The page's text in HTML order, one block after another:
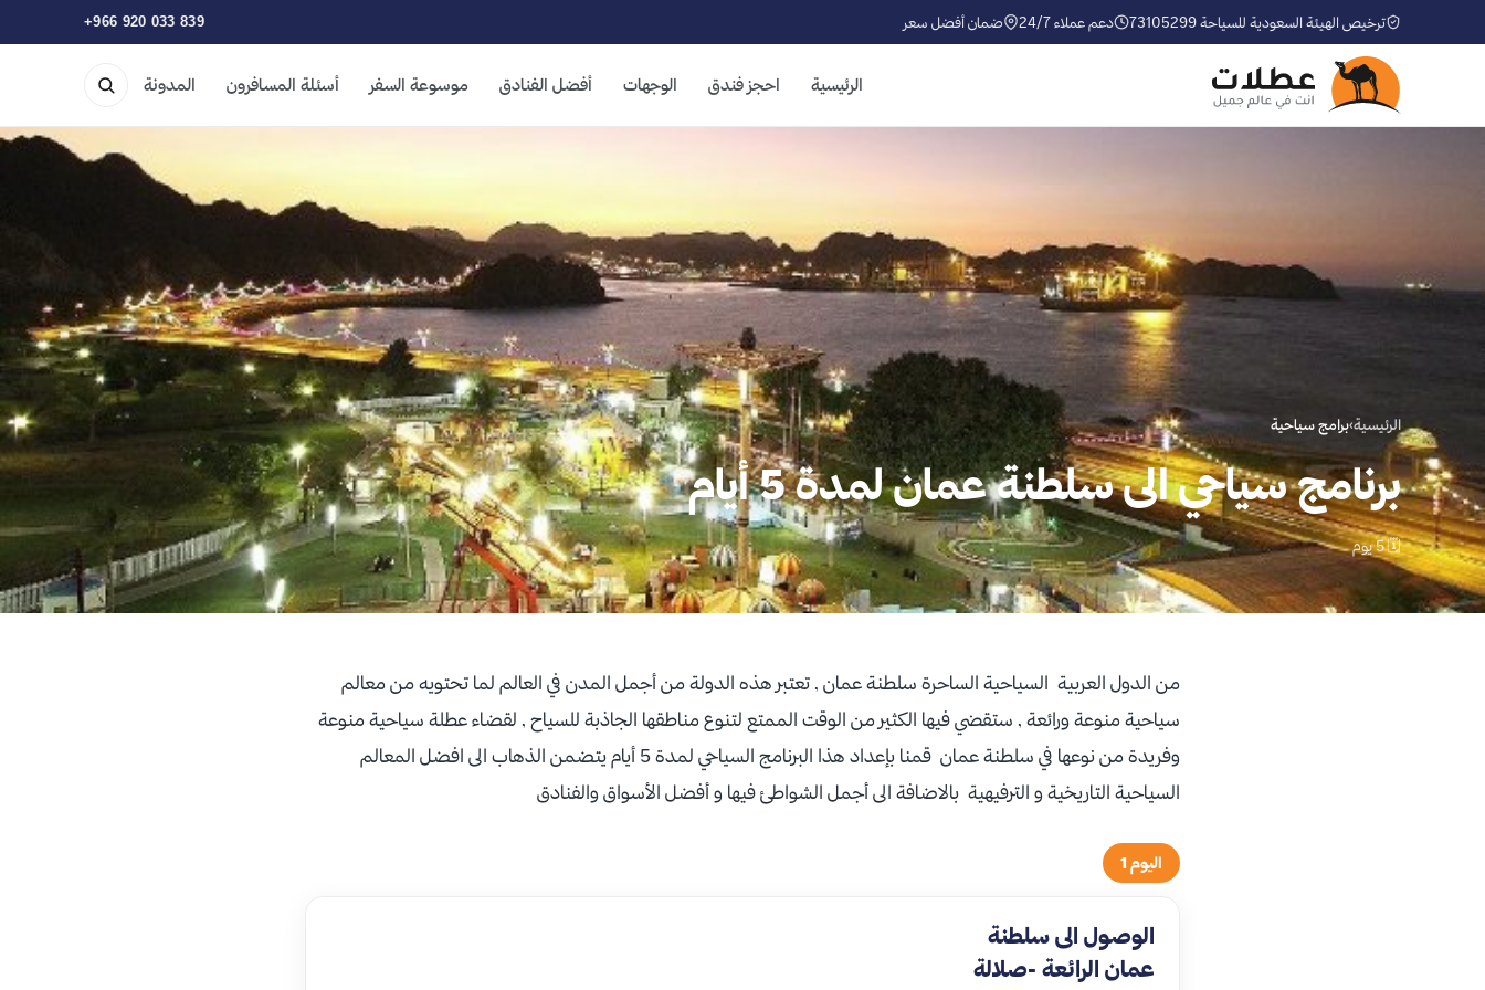
ترخيص الهيئة السعودية للسياحة 73105299 دعم عملاء 24/7 ضمان أفضل سعر +966 920 033 839
الرئيسية احجز فندق الوجهات أفضل الفنادق موسوعة السفر أسئلة المسافرون المدونة
الرئيسية›برامج سياحية
برنامج سياحي الى سلطنة عمان لمدة 5 أيام
🗓 5 يوم
من الدول العربية السياحية الساحرة سلطنة عمان , تعتبر هذه الدولة من أجمل المدن في العالم لما تحتويه من معالم
سياحية منوعة ورائعة , ستقضي فيها الكثير من الوقت الممتع لتنوع مناطقها الجاذبة للسياح , لقضاء عطلة سياحية منوعة
وفريدة من نوعها في سلطنة عمان قمنا بإعداد هذا البرنامج السياحي لمدة 5 أيام يتضمن الذهاب الى افضل المعالم
السياحية التاريخية و الترفيهية بالاضافة الى أجمل الشواطئ فيها و أفضل الأسواق والفنادق
اليوم 1
الوصول الى سلطنة
عمان الرائعة -صلالة